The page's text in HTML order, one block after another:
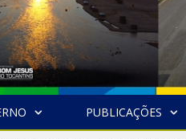
PUBLICAÇÕES